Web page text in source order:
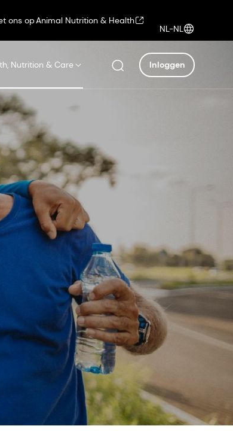
ons opAnimal Nutrition & Health
NL-NL
Nutrition & Care Inloggen